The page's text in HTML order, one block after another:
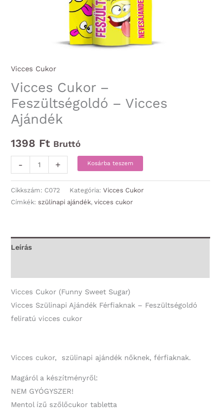
Vicces Cukor
Vicces Cukor –
Feszültségoldó – Vicces
Ajándék
1398 Ft Bruttó
-
Cukor
-
Feszültségoldó
+ Kosárba teszem
Cikkszám: C072 Kategória:Vicces Cukor
Címkék:szülinapi ajándék,vicces cukor
Leírás
Vicces Cukor (Funny Sweet Sugar)
Vicces Szülinapi Ajándék Férfiaknak – Feszültségoldó
feliratú vicces cukor
Vicces cukor, szülinapi ajándék nőknek, férfiaknak.
Magáról a készítményről:
NEM GYÓGYSZER!
Mentol ízű szőlőcukor tabletta